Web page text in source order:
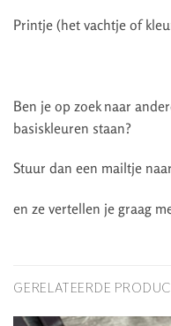
Printje (het vachtje of
Ben je op zoek naar
basiskleuren staan?
Stuur dan een mailtje
en ze vertellen je graag
GERELATEERDE